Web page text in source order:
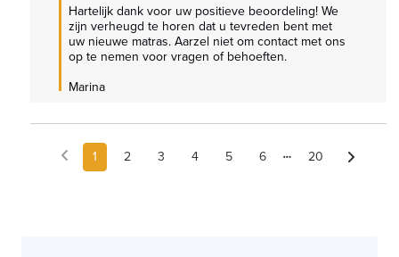
Hartelijk dank voor uw positieve beoordeling! We
zijn verheugd te horen dat u tevreden bent met
uw nieuwe matras. Aarzel niet om contact met ons
op te nemen voor vragen of behoeften.
Marina
1 2 3 4 5 6 20